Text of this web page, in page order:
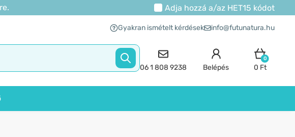
Adja hozzá a/az HET15 kódot
Gyakran ismételt kérdések info@futunatura.hu
06 1 808 9238 Belépés
0
0 Ft